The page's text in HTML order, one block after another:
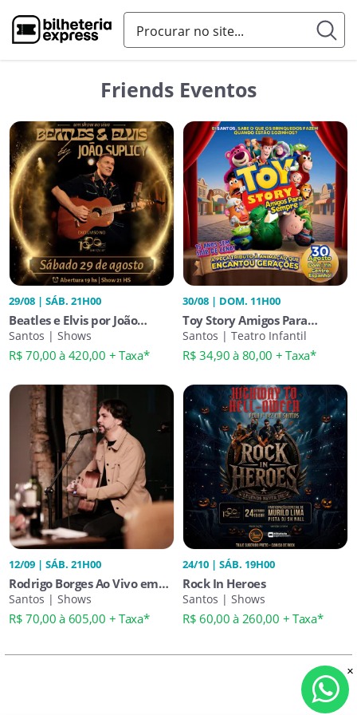
Friends Eventos
29/08 | SÁB. 21H00
Beatles e Elvis por João
Suplicy
Santos | Shows
R$ 70,00 à 420,00 + Taxa*
30/08 | DOM. 11H00
Toy Story Amigos Para
Sempre
Santos | Teatro Infantil
R$ 34,90 à 80,00 + Taxa*
12/09 | SÁB. 21H00
Rodrigo Borges Ao Vivo em
Santos | Show Imperdível
Santos | Shows
R$ 70,00 à 605,00 + Taxa*
24/10 | SÁB. 19H00
Rock In Heroes
Santos | Shows
R$ 60,00 à 260,00 + Taxa*